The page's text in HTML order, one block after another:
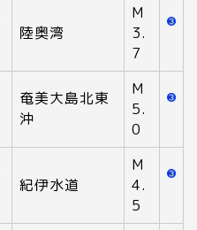
陸奥湾
M
3.
7
奄美大島北東
沖
M
5.
0
紀伊水道
M
4.
5